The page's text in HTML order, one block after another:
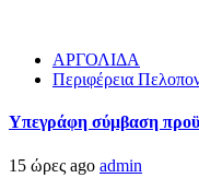
ΑΡΓΟΛΙΔΑ
Περιφέρεια
Υπεγράφη σύμβαση
15 ώρες ago admin